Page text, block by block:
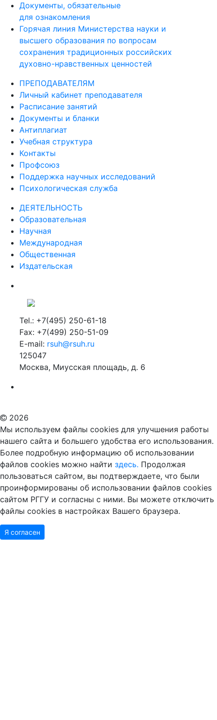
Документы, обязательные
для ознакомления
Горячая линия Министерства науки и
высшего образования по вопросам
сохранения традиционных российских
духовно-нравственных ценностей
ПРЕПОДАВАТЕЛЯМ
Личный кабинет преподавателя
Расписание занятий
Документы и бланки
Антиплагиат
Учебная структура
Контакты
Профсоюз
Поддержка научных исследований
Психологическая служба
ДЕЯТЕЛЬНОСТЬ
Образовательная
Научная
Международная
Общественная
Издательская
Tel.: +7(495) 250-61-18
Fax: +7(499) 250-51-09
E-mail: rsuh@rsuh.ru
125047
Москва, Миусская площадь, д. 6
2026
Мы используем файлы cookies для улучшения работы
нашего сайта и большего удобства его использования.
Более подробную информацию об использовании
файлов cookies можно найти здесь. Продолжая
пользоваться сайтом, вы подтверждаете, что были
проинформированы об использовании файлов cookies
сайтом РГГУ и согласны с ними. Вы можете отключить
файлы cookies в настройках Вашего браузера.
Я согласен